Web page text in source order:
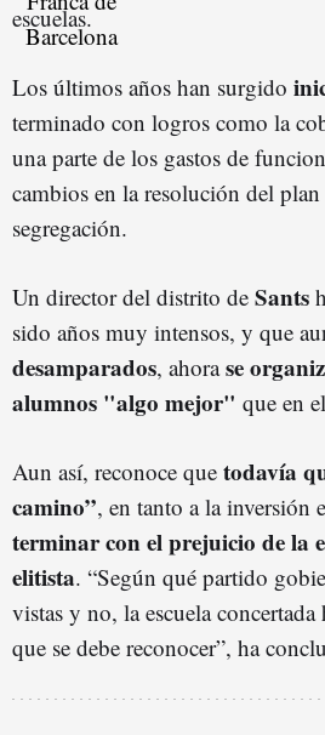
escuelas.
Los últimos años han surgido
terminado con logros como la
una parte de los gastos de
cambios en la resolución del
segregación.
Un director del distrito de Sants
sido años muy intensos, y que
desamparados, ahorase
alumnos "algo mejor" que en
Aun así, reconoce que todavía
camino”, en tanto a la inversión
terminar con el prejuicio de la
elitista. “Según qué partido
vistas y no, la escuela
que se debe reconocer”, ha